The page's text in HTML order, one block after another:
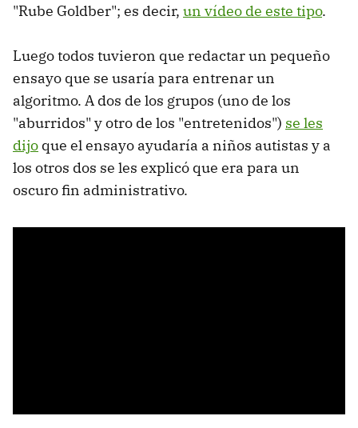
"Rube Goldber"; es decir, un vídeo de este tipo.
Luego todos tuvieron que redactar un pequeño
ensayo que se usaría para entrenar un
algoritmo. A dos de los grupos (uno de los
"aburridos" y otro de los "entretenidos") se les
dijo que el ensayo ayudaría a niños autistas y a
los otros dos se les explicó que era para un
oscuro fin administrativo.